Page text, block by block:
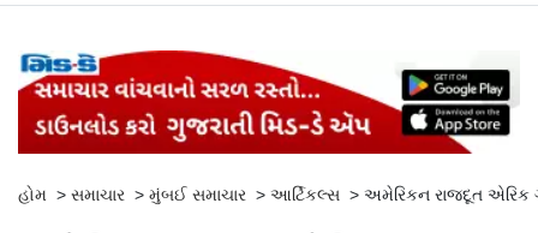
હોમ > સમાચાર > મુંબઈ સમાચાર > આર્ટિકલ્સ > અમેરિકન રાજદૂત એરિક